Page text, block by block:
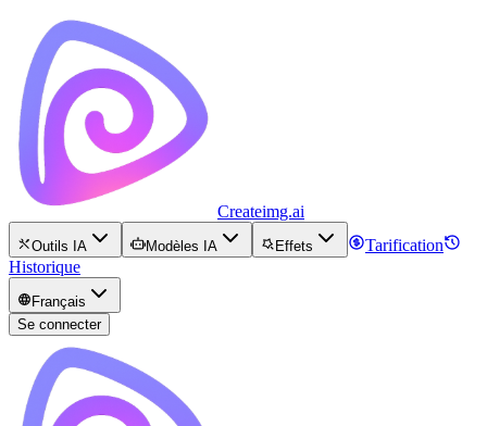
Createimg.ai
Outils IA Modèles IA Effets
Tarification
Historique
Français
Se connecter